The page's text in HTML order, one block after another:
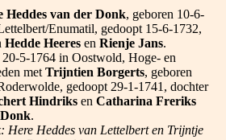
Heddes van der Donk, geboren 10-6-
Enumatil, gedoopt 15-6-1732,
Hedde Heeres en Rienje Jans.
5-1764 in Oostwold, Hoge- en
met Trijntien Borgerts, geboren
gedoopt 29-1-1741, dochter
Hindriks en Catharina Freriks
.
Here Heddes van Lettelbert en Trijntje